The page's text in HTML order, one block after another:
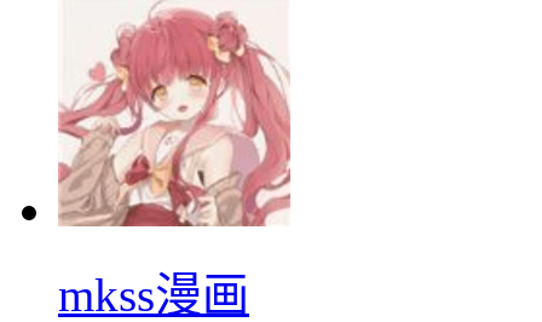
mkss漫画